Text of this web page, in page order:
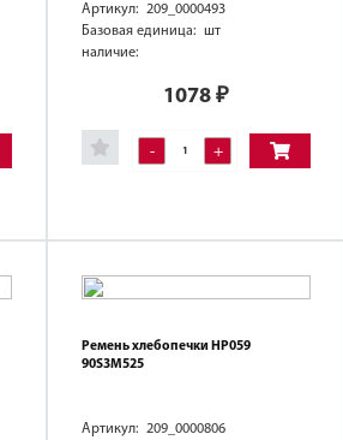
Артикул: 209_0000493
Базовая единица: шт
наличие:
1078 ₽
- +
Ремень хлебопечки HP059
90S3M525
Артикул: 209_0000806